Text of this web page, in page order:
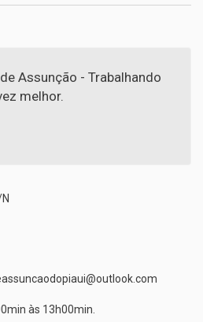
Assunção - Trabalhando
melhor.
às 13h00min.